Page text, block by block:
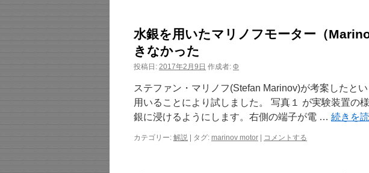
水銀を用いたマリノフモーター（
きなかった
投稿日: 2017年2月9日 作成者: Φ
ステファン・マリノフ(Stefan Marinov)が考案したと
用いることにより試しました。 写真１ が実験装置
銀に浸けるようにします。右側の端子が電 … 続きを
カテゴリー: 解説 タグ: marinov motor コメントする